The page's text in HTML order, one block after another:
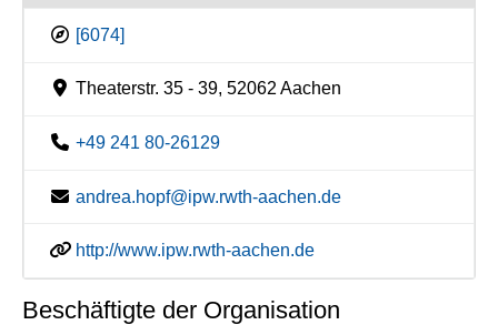
[6074]
Theaterstr. 35 - 39, 52062 Aachen
+49 241 80-26129
andrea.hopf@ipw.rwth-aachen.de
http://www.ipw.rwth-aachen.de
Beschäftigte der Organisation